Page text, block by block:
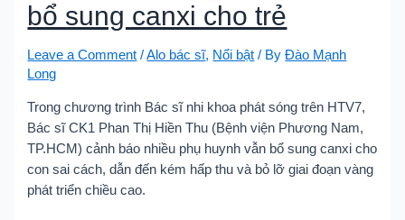
bổ sung canxi cho trẻ
Leave a Comment /Alo bác sĩ, Nổi bật / ByĐào Mạnh
Long
Trong chương trình Bác sĩ nhi khoa phát sóng trên HTV7,
Bác sĩ CK1 Phan Thị Hiền Thu (Bệnh viện Phương Nam,
TP.HCM) cảnh báo nhiều phụ huynh vẫn bổ sung canxi cho
con sai cách, dẫn đến kém hấp thu và bỏ lỡ giai đoạn vàng
phát triển chiều cao.